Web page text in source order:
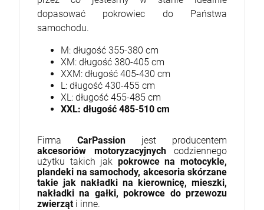
dopasować pokrowiec do Państwa
samochodu.
M: długość 355-380 cm
XM: długość 380-405 cm
XXM: długość 405-430 cm
L: długość 430-455 cm
XL: długość 455-485 cm
XXL: długość 485-510 cm
Firma CarPassion jest producentem
akcesoriów motoryzacyjnychcodziennego
użytku takich jak pokrowce na motocykle,
plandeki na samochody, akcesoria skórzane
takie jak nakładki na kierownicę, mieszki,
nakładki na gałki, pokrowce do przewozu
zwierząti inne.